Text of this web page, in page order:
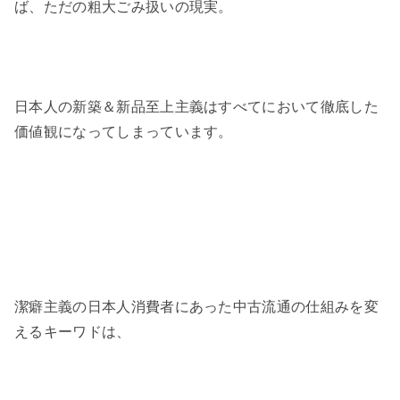
ば、ただの粗大ごみ扱いの現実。
日本人の新築＆新品至上主義はすべてにおいて徹底した
価値観になってしまっています。
潔癖主義の日本人消費者にあった中古流通の仕組みを変
えるキーワドは、